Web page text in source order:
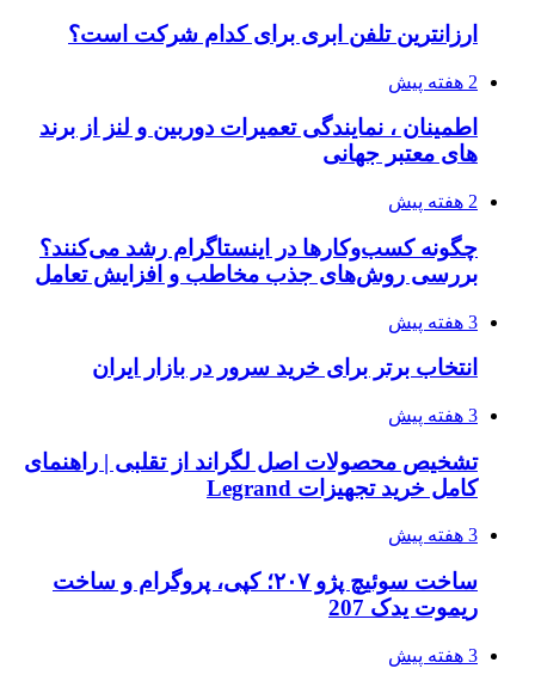
ارزانترین تلفن ابری برای کدام شرکت است؟
2 هفته پیش
اطمینان ، نمایندگی تعمیرات دوربین و لنز از برند
های معتبر جهانی
2 هفته پیش
چگونه کسب‌وکارها در اینستاگرام رشد می‌کنند؟
بررسی روش‌های جذب مخاطب و افزایش تعامل
3 هفته پیش
انتخاب برتر برای خرید سرور در بازار ایران
3 هفته پیش
تشخیص محصولات اصل لگراند از تقلبی | راهنمای
کامل خرید تجهیزات Legrand
3 هفته پیش
ساخت سوئیچ پژو ۲۰۷؛ کپی، پروگرام و ساخت
ریموت یدک 207
3 هفته پیش